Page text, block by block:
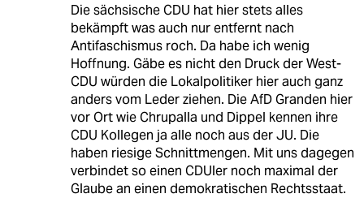
Die sächsische CDU hat hier stets alles
bekämpft was auch nur entfernt nach
Antifaschismus roch. Da habe ich wenig
Hoffnung. Gäbe es nicht den Druck der West-
CDU würden die Lokalpolitiker hier auch ganz
anders vom Leder ziehen. Die AfD Granden hier
vor Ort wie Chrupalla und Dippel kennen ihre
CDU Kollegen ja alle noch aus der JU. Die
haben riesige Schnittmengen. Mit uns dagegen
verbindet so einen CDUler noch maximal der
Glaube an einen demokratischen Rechtsstaat.